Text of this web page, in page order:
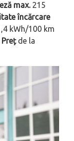
max.215
încărcare
kWh/100 km
Prețde la